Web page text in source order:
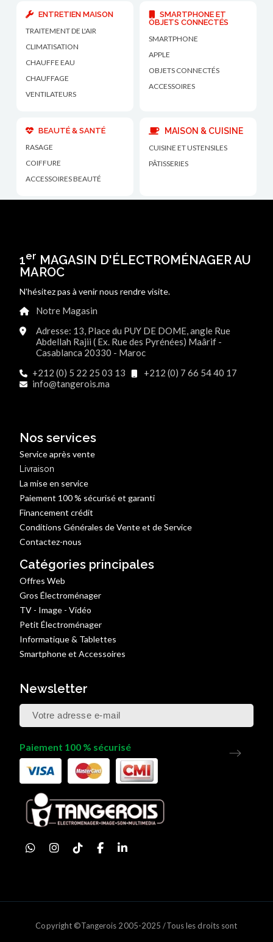
ENTRETIEN MAISON
TRAITEMENT DE L'AIR
CLIMATISATION
CHAUFFE EAU
CHAUFFAGE
VENTILATEURS
SMARTPHONE ET
OBJETS CONNECTÉS
SMARTPHONE
APPLE
OBJETS CONNECTÉS
ACCESSOIRES
BEAUTÉ & SANTÉ
RASAGE
COIFFURE
ACCESSOIRES BEAUTÉ
MAISON & CUISINE
CUISINE ET USTENSILES
PÂTISSERIES
1er MAGASIN D'ÉLECTROMÉNAGER AU
MAROC
N'hésitez pas à venir nous rendre visite.
Notre Magasin
Adresse: 13, Place du PUY DE DOME, angle Rue
Abdellah Rajii ( Ex. Rue des Pyrénées) Maârif -
Casablanca 20330 - Maroc
+212 (0) 5 22 25 03 13
+212 (0) 7 66 54 40 17
info@tangerois.ma
Nos services
Service après vente
Livraison
La mise en service
Paiement 100 % sécurisé et garanti
Financement crédit
Conditions Générales de Vente et de Service
Contactez-nous
Catégories principales
Offres Web
Gros Électroménager
TV - Image - Vidéo
Petit Électroménager
Informatique & Tablettes
Smartphone et Accessoires
Newsletter
Paiement 100 % sécurisé
Copyright ©Tangerois 2005-2025 /Tous les droits sont